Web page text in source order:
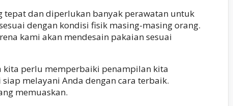
dan diperlukan banyak perawatan untuk
dengan kondisi fisik masing-masing orang.
kami akan mendesain pakaian sesuai
kita perlu memperbaiki penampilan kita
melayani Anda dengan cara terbaik.
memuaskan.